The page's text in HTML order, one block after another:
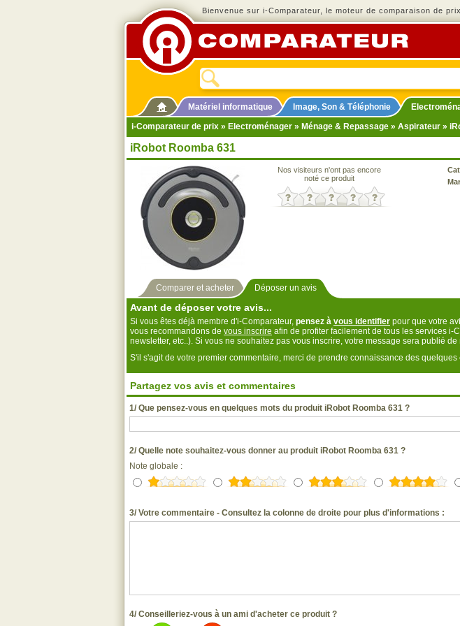
Bienvenue sur i-Comparateur, le moteur de comparaison de
Matériel informatique Image, Son & Téléphonie
i-Comparateur de prix » Electroménager » Ménage & Repassage » Aspirateur »
iRobot Roomba 631
Nos visiteurs n'ont pas encore
noté ce produit
Comparer et acheter Déposer un avis
Avant de déposer votre avis...
Si vous êtes déjà membre d'i-Comparateur, pensez à vous identifier pour que votre
vous recommandons de vous inscrire afin de profiter facilement de tous les services i-
newsletter, etc..). Si vous ne souhaitez pas vous inscrire, votre message sera publié
S'il s'agit de votre premier commentaire, merci de prendre connaissance des
Partagez vos avis et commentaires
1/ Que pensez-vous en quelques mots du produit iRobot Roomba 631 ?
2/ Quelle note souhaitez-vous donner au produit iRobot Roomba 631 ?
Note globale :
3/ Votre commentaire - Consultez la colonne de droite pour plus d'informations :
4/ Conseilleriez-vous à un ami d'acheter ce produit ?